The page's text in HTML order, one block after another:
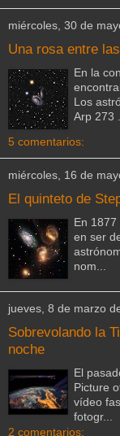
miércoles, 30 de
Una rosa entre
En la
Los
Arp 273
5 comentarios:
miércoles, 16 de
El quinteto de
En
en ser
nom...
jueves, 8 de marzo
Sobrevolando la
noche
El
Picture
vídeo
fotogr...
2 comentarios: